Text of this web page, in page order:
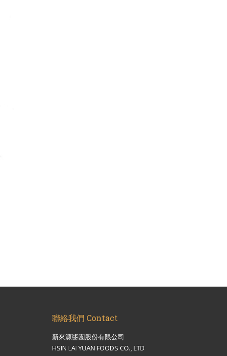
聯絡我們 Contact
新來源醬園股份有限公司
HSIN LAI YUAN FOODS CO., LTD